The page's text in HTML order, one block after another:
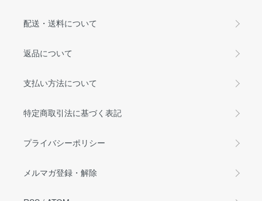
配送・送料について
返品について
支払い方法について
特定商取引法に基づく表記
プライバシーポリシー
メルマガ登録・解除